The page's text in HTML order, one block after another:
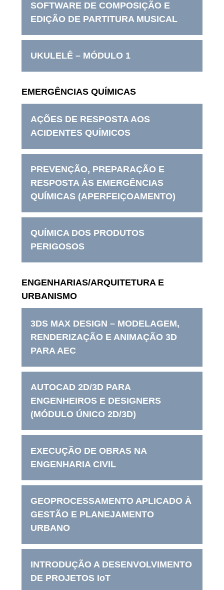
SOFTWARE DE COMPOSIÇÃO E
EDIÇÃO DE PARTITURA MUSICAL
UKULELÊ – MÓDULO 1
EMERGÊNCIAS QUÍMICAS
AÇÕES DE RESPOSTA AOS
ACIDENTES QUÍMICOS
PREVENÇÃO, PREPARAÇÃO E
RESPOSTA ÀS EMERGÊNCIAS
QUÍMICAS (APERFEIÇOAMENTO)
QUÍMICA DOS PRODUTOS
PERIGOSOS
ENGENHARIAS/ARQUITETURA E
URBANISMO
3DS MAX DESIGN – MODELAGEM,
RENDERIZAÇÃO E ANIMAÇÃO 3D
PARA AEC
AUTOCAD 2D/3D PARA
ENGENHEIROS E DESIGNERS
(MÓDULO ÚNICO 2D/3D)
EXECUÇÃO DE OBRAS NA
ENGENHARIA CIVIL
GEOPROCESSAMENTO APLICADO À
GESTÃO E PLANEJAMENTO
URBANO
INTRODUÇÃO A DESENVOLVIMENTO
DE PROJETOS IoT